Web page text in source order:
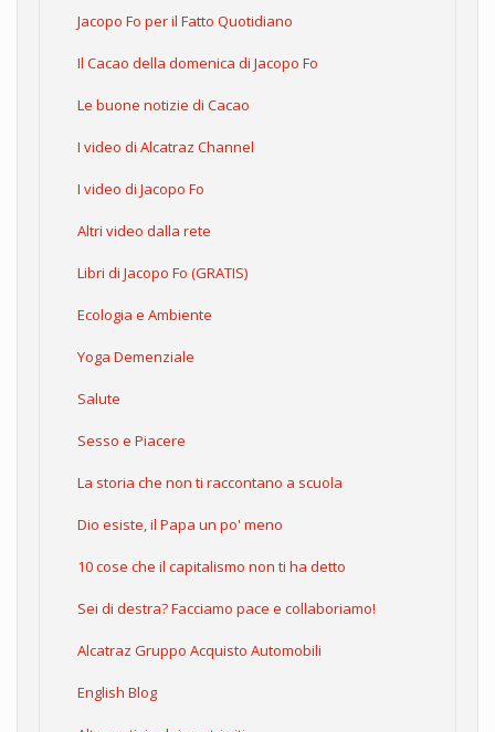
Jacopo Fo per il Fatto Quotidiano
Il Cacao della domenica di Jacopo Fo
Le buone notizie di Cacao
I video di Alcatraz Channel
I video di Jacopo Fo
Altri video dalla rete
Libri di Jacopo Fo (GRATIS)
Ecologia e Ambiente
Yoga Demenziale
Salute
Sesso e Piacere
La storia che non ti raccontano a scuola
Dio esiste, il Papa un po' meno
10 cose che il capitalismo non ti ha detto
Sei di destra? Facciamo pace e collaboriamo!
Alcatraz Gruppo Acquisto Automobili
English Blog